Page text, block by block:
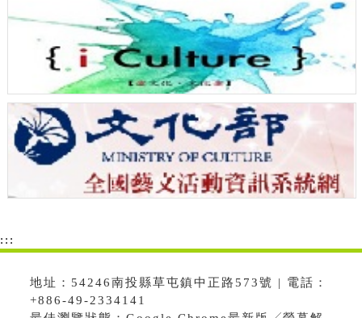
:::
地址：54246南投縣草屯鎮中正路573號 | 電話：
+886-49-2334141